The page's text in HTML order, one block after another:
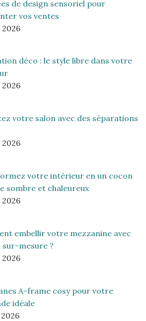
de design sensoriel pour
vos ventes
2026
déco : le style libre dans votre
2026
votre salon avec des séparations
2026
votre intérieur en un cocon
sombre et chaleureux
2026
embellir votre mezzanine avec
mesure ?
2026
A-frame cosy pour votre
idéale